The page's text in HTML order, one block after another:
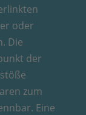
oder
Die
der
zum
Eine